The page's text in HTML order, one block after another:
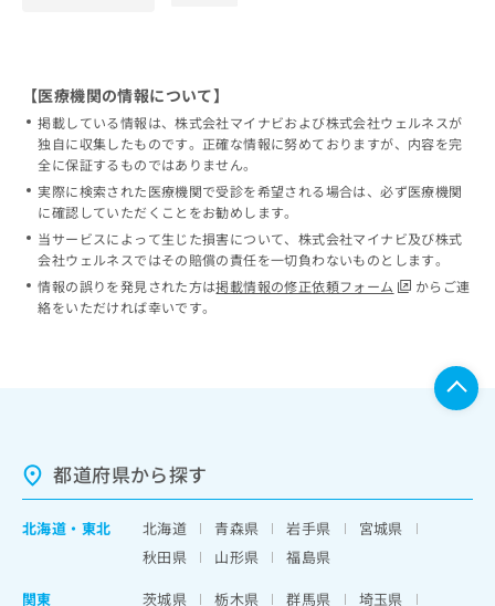
【医療機関の情報について】
掲載している情報は、株式会社マイナビおよび株式会社ウェルネスが
独自に収集したものです。正確な情報に努めておりますが、内容を完
全に保証するものではありません。
実際に検索された医療機関で受診を希望される場合は、必ず医療機関
に確認していただくことをお勧めします。
当サービスによって生じた損害について、株式会社マイナビ及び株式
会社ウェルネスではその賠償の責任を一切負わないものとします。
情報の誤りを発見された方は掲載情報の修正依頼フォーム
からご連
絡をいただければ幸いです。
都道府県から探す
北海道 ・ 東北 北海道 青森県 岩手県
宮城県
秋田県
山形県
福島県
関東
茨城県 栃木県 群馬県
埼玉県